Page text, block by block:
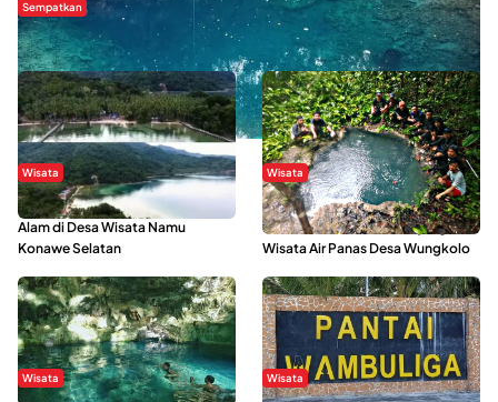
Sempatkan
Danau Rebi-Rebi, Pesona Alam Tersembunyi di Morowali
Wisata
Menikmati Suasana Keindahan
Alam di Desa Wisata Namu
Konawe Selatan
Wisata
Sering Menjadi Tempat Refreshing
Mahasiswa KKN, Yuk Kunjungi
Wisata Air Panas Desa Wungkolo
Wisata Wisata